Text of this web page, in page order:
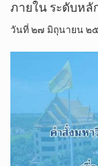
ภายใน ระดับห
วันที่ ๒๗ มิถุนายน ๒